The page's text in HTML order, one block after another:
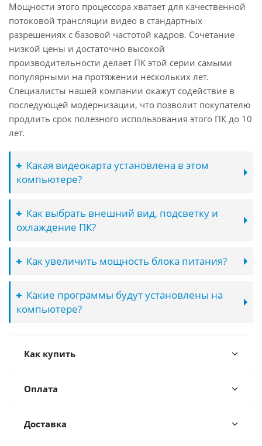
Мощности этого процессора хватает для качественной
потоковой трансляции видео в стандартных
разрешениях с базовой частотой кадров. Сочетание
низкой цены и достаточно высокой
производительности делает ПК этой серии самыми
популярными на протяжении нескольких лет.
Специалисты нашей компании окажут содействие в
последующей модернизации, что позволит покупателю
продлить срок полезного использования этого ПК до 10
лет.
Какая видеокарта установлена в этом
компьютере?
Как выбрать внешний вид, подсветку и
охлаждение ПК?
Как увеличить мощность блока питания?
Какие программы будут установлены на
компьютере?
Как купить
Оплата
Доставка